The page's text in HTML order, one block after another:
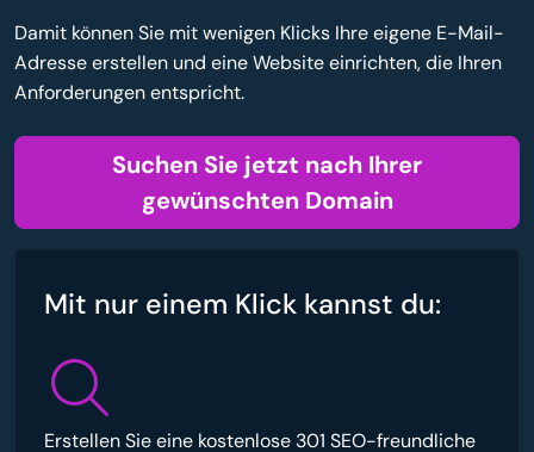
Damit können Sie mit wenigen Klicks Ihre eigene E-Mail-
Adresse erstellen und eine Website einrichten, die Ihren
Anforderungen entspricht.
Suchen Sie jetzt nach Ihrer
gewünschten Domain
Mit nur einem Klick kannst du:
Erstellen Sie eine kostenlose 301 SEO-freundliche